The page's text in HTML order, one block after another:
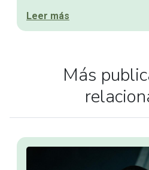
Leer más
Más